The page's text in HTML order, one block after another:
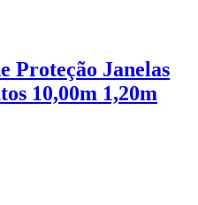
Proteção Janelas
10,00m 1,20m